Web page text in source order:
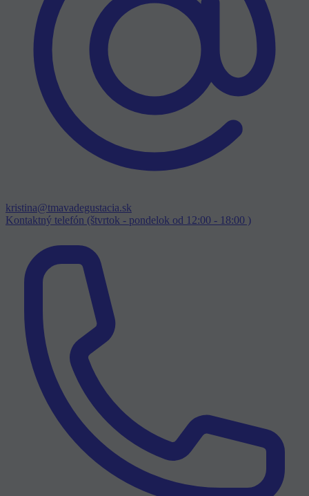
kristina@tmavadegustacia.sk
Kontaktný telefón (štvrtok - pondelok od 12:00 - 18:00 )